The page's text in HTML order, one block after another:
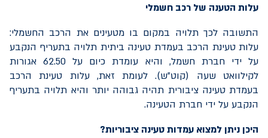
עלות הטענה של רכב חשמלי
התשובה לכך תלויה במקום בו מטעינים את הרכב החשמלי:
עלות טעינת הרכב בעמדת טעינה ביתית תלויה בתעריף הנקבע
על ידי חברת חשמל, והיא עומדת כיום על 62.50 אגורות
לקילוואט שעה (קוט"ש). לעומת זאת, עלות טעינת הרכב
בעמדת טעינה ציבורית תהיה גבוהה יותר והיא תלויה בתעריף
הנקבע על ידי חברת הטעינה.
היכן ניתן למצוא עמדות טעינה ציבוריות?